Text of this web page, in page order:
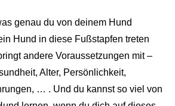
genau du von deinem Hund
Hund in diese Fußstapfen treten
andere Voraussetzungen mit –
Alter, Persönlichkeit,
… . Und du kannst so viel von